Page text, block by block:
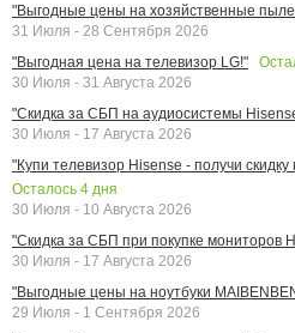
"Выгодные цены на хозяйственные
31 Июля - 28 Сентября 2026
"Выгодная цена на телевизор LG!"
30 Июля - 31 Августа 2026
"Скидка за СБП на аудиосистемы
30 Июля - 17 Августа 2026
"Купи телевизор Hisense - получи
Осталось 4 дня
30 Июля - 10 Августа 2026
"Скидка за СБП при покупке мониторов
30 Июля - 17 Августа 2026
"Выгодные цены на ноутбуки
29 Июля - 1 Сентября 2026